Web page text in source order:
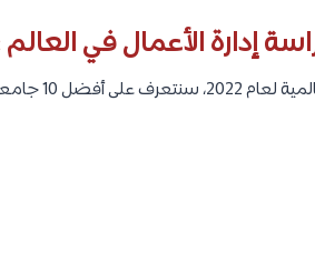
إدارة الأعمالفي العالم